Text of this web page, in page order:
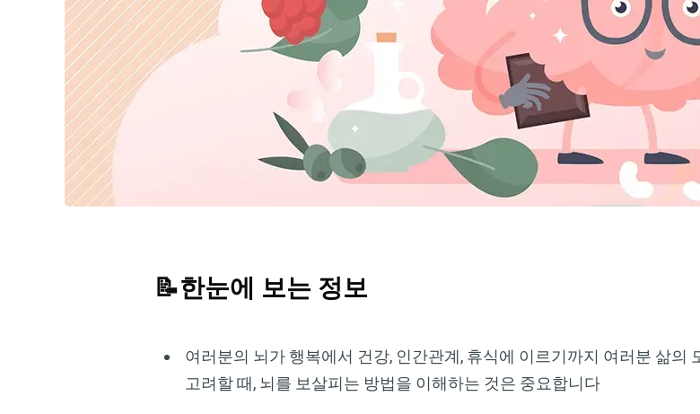
📝한눈에 보는 정보
여러분의 뇌가 행복에서 건강, 인간관계, 휴식에 이르기까지 여러분 삶의
고려할 때, 뇌를 보살피는 방법을 이해하는 것은 중요합니다